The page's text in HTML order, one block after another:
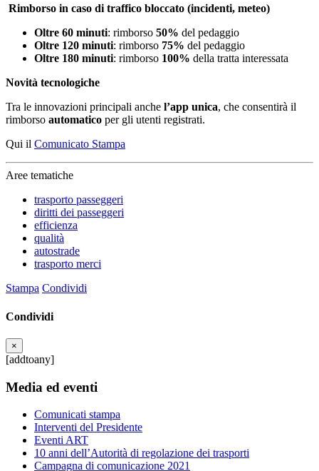
Rimborso in caso di traffico bloccato (incidenti, meteo)
Oltre 60 minuti: rimborso 50% del pedaggio
Oltre 120 minuti: rimborso 75% del pedaggio
Oltre 180 minuti: rimborso 100% della tratta interessata
Novità tecnologiche
Tra le innovazioni principali anche l’app unica, che consentirà il
rimborso automatico per gli utenti registrati.
Qui il Comunicato Stampa
Aree tematiche
trasporto passeggeri
diritti dei passeggeri
efficienza
qualità
autostrade
trasporto merci
Stampa Condividi
Condividi
×
[addtoany]
Media ed eventi
Comunicati stampa
Interventi del Presidente
Eventi ART
10 anni dell’Autorità di regolazione dei trasporti
Campagna di comunicazione 2021